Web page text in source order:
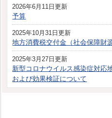
2026年6月11日更新
予算
2025年10月31日更新
地方消費税交付金（社会保障財
2025年3月27日更新
新型コロナウイルス感染症対応
および効果検証について